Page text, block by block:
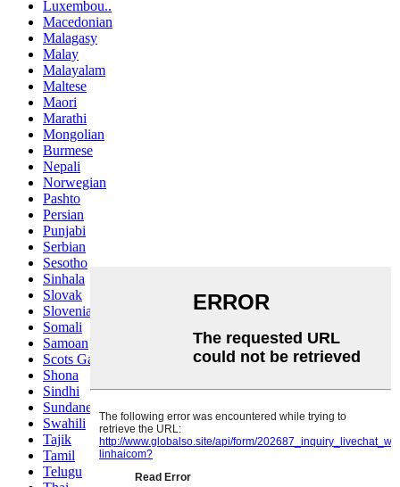
Luxembou..
Macedonian
Malagasy
Malay
Malayalam
Maltese
Maori
Marathi
Mongolian
Burmese
Nepali
Norwegian
Pashto
Persian
Punjabi
Serbian
Sesotho
Sinhala
Slovak
Slovenian
Somali
Samoan
Scots Gaelic
Shona
Sindhi
Sundanese
Swahili
Tajik
Tamil
Telugu